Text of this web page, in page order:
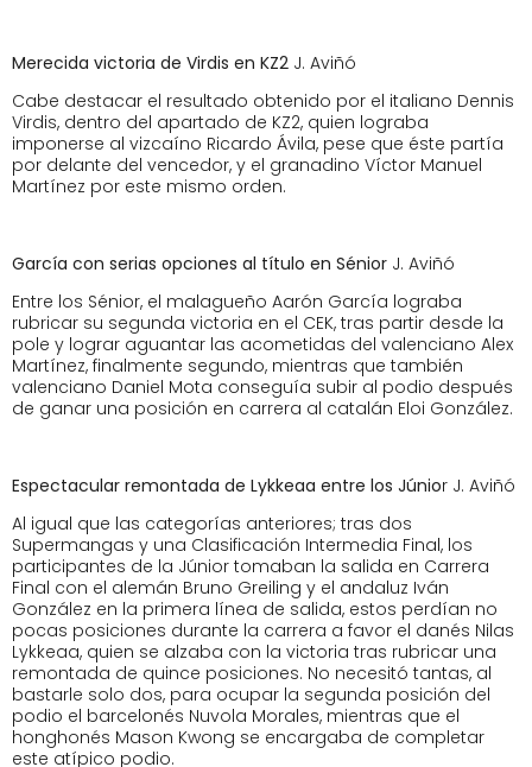
Merecida victoria de Virdis en KZ2 J. Aviñó
Cabe destacar el resultado obtenido por el italiano Dennis
Virdis, dentro del apartado de KZ2, quien lograba
imponerse al vizcaíno Ricardo Ávila, pese que éste partía
por delante del vencedor, y el granadino Víctor Manuel
Martínez por este mismo orden.
García con serias opciones al título en Sénior J. Aviñó
Entre los Sénior, el malagueño Aarón García lograba
rubricar su segunda victoria en el CEK, tras partir desde la
pole y lograr aguantar las acometidas del valenciano Alex
Martínez, finalmente segundo, mientras que también
valenciano Daniel Mota conseguía subir al podio después
de ganar una posición en carrera al catalán Eloi González.
Espectacular remontada de Lykkeaa entre los Júnior J. Aviñó
Al igual que las categorías anteriores; tras dos
Supermangas y una Clasificación Intermedia Final, los
participantes de la Júnior tomaban la salida en Carrera
Final con el alemán Bruno Greiling y el andaluz Iván
González en la primera línea de salida, estos perdían no
pocas posiciones durante la carrera a favor el danés Nilas
Lykkeaa, quien se alzaba con la victoria tras rubricar una
remontada de quince posiciones. No necesitó tantas, al
bastarle solo dos, para ocupar la segunda posición del
podio el barcelonés Nuvola Morales, mientras que el
honghonés Mason Kwong se encargaba de completar
este atípico podio.